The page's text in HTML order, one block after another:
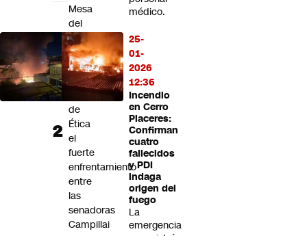
médico.
25-
01-
2026
12:36
Incendio
en Cerro
Placeres:
Confirman
cuatro
fallecidos
y PDI
indaga
origen del
fuego
La
emergencia
Mesa
del
Senado
lleva
a
la
de
Ética
el
fuerte
enfrentamiento
entre
las
senadoras
Campillai